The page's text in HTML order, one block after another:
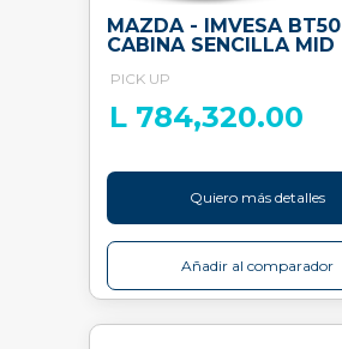
MAZDA - IMVESA BT50
CABINA SENCILLA MID
PICK UP
L 784,320.00
Quiero más detalles
Añadir al comparador